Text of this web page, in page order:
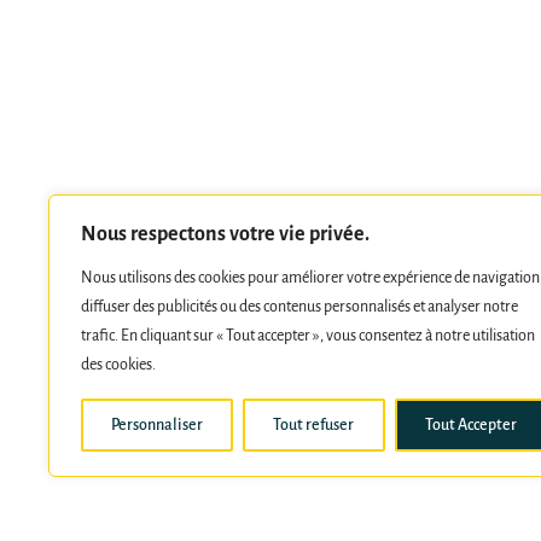
Nous respectons votre vie privée.
Nous utilisons des cookies pour améliorer votre expérience de
diffuser des publicités ou des contenus personnalisés et analyser notre
trafic. En cliquant sur « Tout accepter », vous consentez à notre utilisation
des cookies.
Personnaliser Tout refuser Tout Accepter